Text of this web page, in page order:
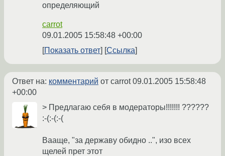
определяющий
carrot
09.01.2005 15:58:48 +00:00
Показать ответ
Ссылка
Ответ на: комментарий от carrot09.01.2005 15:58:48
+00:00
> Предлагаю себя в модераторы!!!!!!! ??????
:-(:-(:-(
Вааще, "за державу обидно ..", изо всех
щелей прет этот